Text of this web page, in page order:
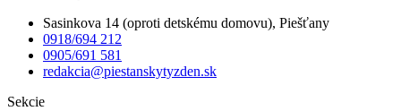
Sasinkova 14 (oproti detskému domovu), Piešťany
0918/694 212
0905/691 581
redakcia@piestanskytyzden.sk
Sekcie